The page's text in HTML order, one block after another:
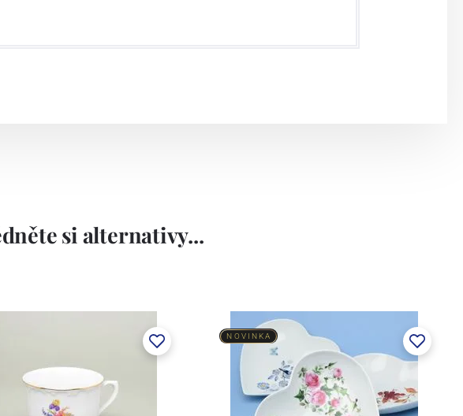
si alternativy...
NOVINKA